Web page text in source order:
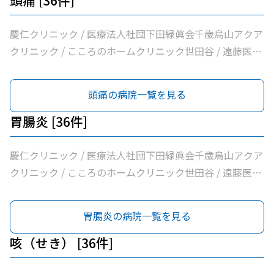
ダ消化器内科クリニック / 医療法人社団永研会ちとせクリ
ニック / 古谷医院 / 世田谷区医師会付属烏山診療所 / 交番
通り歯科 / 医療法人社団小島整形外科医院 / 杉浦クリニッ
清孝会田村クリニック / 香川内科クリニック / 大賀内科ク
リニック / 上祖師谷かたらいクリニック / 医療法人社団親
樹会恵泉クリニック / ちとせ台内科クリニック
はなクリニック / 医療法人社団下田緑眞会世田谷北部クリ
ニック / 医療法人社団親樹会恵泉第二クリニック / 烏山慶
友整形外科・内科総合クリニック / 医療法人社団広田内科
ク / ヒロクリニック / 南烏山クリニック / Ｋメディカルク
リニック / 医療法人社団リバイブ吉野クリニック / しまだ
クリニック / 千歳烏山駅前内科・糖尿病クリニック / ヨシ
ダ消化器内科クリニック / 医療法人社団永研会ちとせクリ
ニック / 古谷医院 / 世田谷区医師会付属烏山診療所 / 交番
通り歯科 / 医療法人社団小島整形外科医院 / 杉浦クリニッ
清孝会田村クリニック / 香川内科クリニック / 大賀内科ク
リニック / 上祖師谷かたらいクリニック / 医療法人社団親
樹会恵泉クリニック / ちとせ台内科クリニック
慶仁クリニック / 医療法人社団下田緑眞会千歳烏山アクア
クリニック / こころのホームクリニック世田谷 / 遠藤医院
千歳烏山駅前いたがき内科クリニック内科・消化器内科・
内視鏡内科・肛門内科 / 世田谷調布大友内科リウマチ科千
歳烏山院 / 烏山クリニック / 医療法人社団はなまる会烏山
はなクリニック / 医療法人社団下田緑眞会世田谷北部クリ
ニック / 医療法人社団親樹会恵泉第二クリニック / 烏山慶
友整形外科・内科総合クリニック / 医療法人社団広田内科
ク / ヒロクリニック / 南烏山クリニック / Ｋメディカルク
リニック / 医療法人社団リバイブ吉野クリニック / しまだ
クリニック / 千歳烏山駅前内科・糖尿病クリニック / ヨシ
ダ消化器内科クリニック / 医療法人社団永研会ちとせクリ
頭痛の病院一覧を見る
胃腸炎 [36件]
慶仁クリニック / 医療法人社団下田緑眞会千歳烏山アクア
クリニック / こころのホームクリニック世田谷 / 遠藤医院
千歳烏山駅前いたがき内科クリニック内科・消化器内科・
内視鏡内科・肛門内科 / 世田谷調布大友内科リウマチ科千
歳烏山院 / 烏山クリニック / 医療法人社団はなまる会烏山
はなクリニック / 医療法人社団下田緑眞会世田谷北部クリ
胃腸炎の病院一覧を見る
咳（せき） [36件]